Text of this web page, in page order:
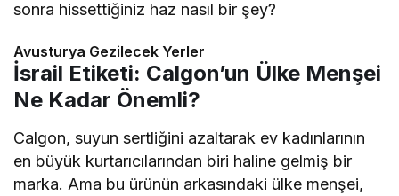
sonra hissettiğiniz haz nasıl bir şey?
Avusturya Gezilecek Yerler
İsrail Etiketi: Calgon’un Ülke Menşei
Ne Kadar Önemli?
Calgon, suyun sertliğini azaltarak ev kadınlarının
en büyük kurtarıcılarından biri haline gelmiş bir
marka. Ama bu ürünün arkasındaki ülke menşei,